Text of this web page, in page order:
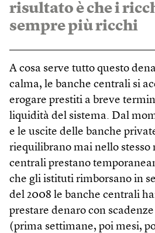
risultato è che i
sempre più ricchi
A cosa serve tutto questo
calma, le banche centrali si
erogare prestiti a breve
liquidità del sistema. Dal
e le uscite delle banche
riequilibrano mai nello stesso
centrali prestano
che gli istituti rimborsano in
del 2008 le banche centrali
prestare denaro con
(prima settimane, poi mesi,